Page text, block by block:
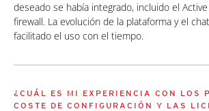
deseado se había integrado, incluido el
firewall. La evolución de la plataforma y el
facilitado el uso con el tiempo.
¿CUÁL ES MI EXPERIENCIA CON LOS
COSTE DE CONFIGURACIÓN Y LAS